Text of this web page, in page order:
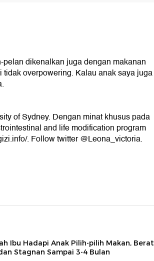
dikenalkan juga dengan makanan
overpowering. Kalau anak saya juga
of Sydney. Dengan minat khusus pada
and life modification program
. Follow twitter @Leona_victoria.
Ibu Hadapi Anak Pilih-pilih Makan, Berat
Stagnan Sampai 3-4 Bulan